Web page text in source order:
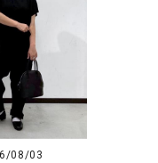
ダ）
SUGAR ROSE（シュガーロ
squady by graphite（スカ
THIRTY（サーティ）
tumugu:（ツムグ）
08/03